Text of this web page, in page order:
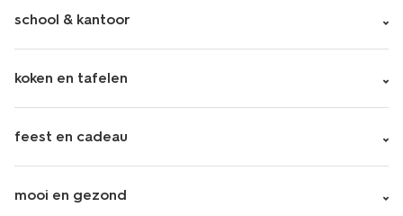
school & kantoor
koken en tafelen
feest en cadeau
mooi en gezond